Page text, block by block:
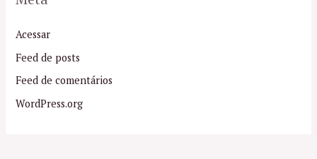
Acessar
Feed de posts
Feed de comentários
WordPress.org